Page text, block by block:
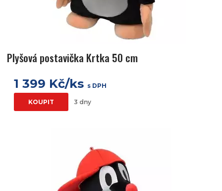
Plyšová postavička Krtka 50 cm
1 399 Kč/ks s DPH
KOUPIT 3 dny